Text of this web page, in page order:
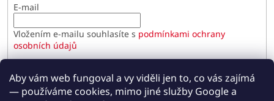
Aby vám web fungoval a vy viděli jen to, co vás zajímá
— používáme cookies, mimo jiné služby Google a
E-mail
Vložením e-mailu souhlasíte s podmínkami ochrany
osobních údajů
PŘIHLÁSIT SE